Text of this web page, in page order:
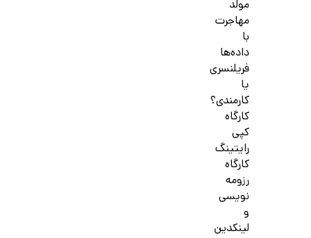
مولد
مهاجرت
با
داده‌ها
فریلنسری
یا
کارمندی؟
کارگاه
کپی
رایتینگ
کارگاه
رزومه
نویسی
و
لینکدین